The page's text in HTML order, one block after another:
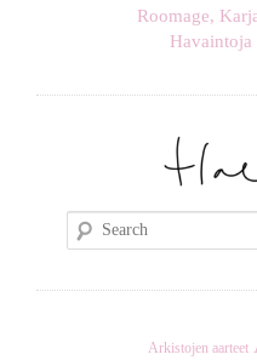
Roomage,
Havaintoja
e
Arkistojen aarteet